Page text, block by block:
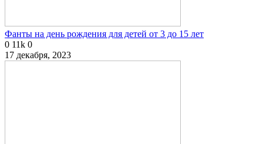
Фанты на день рождения для детей от 3 до 15 лет
0 11k 0
17 декабря, 2023